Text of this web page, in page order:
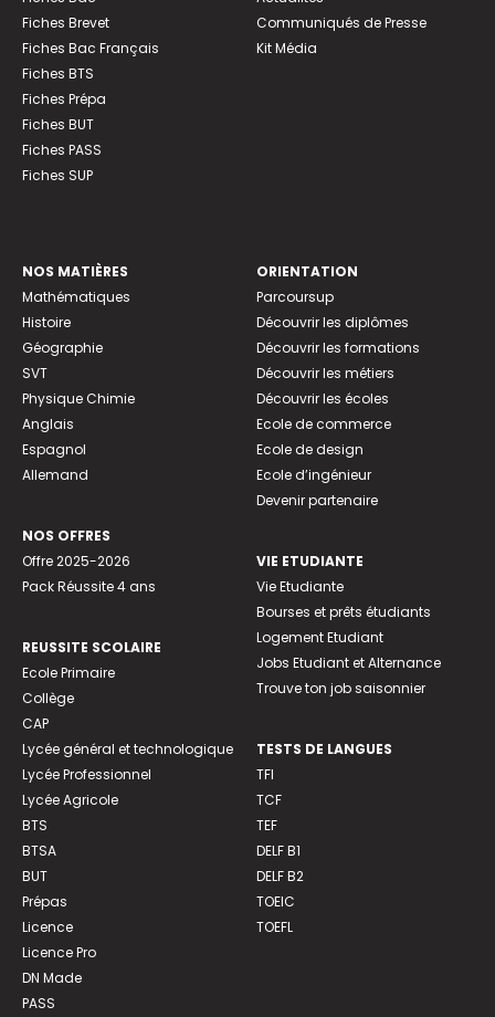
Fiches Brevet
Fiches Bac Français
Fiches BTS
Fiches Prépa
Fiches BUT
Fiches PASS
Fiches SUP
Communiqués de Presse
Kit Média
NOS MATIÈRES
Mathématiques
Histoire
Géographie
SVT
Physique Chimie
Anglais
Espagnol
Allemand
NOS OFFRES
Offre 2025-2026
Pack Réussite 4 ans
REUSSITE SCOLAIRE
Ecole Primaire
Collège
CAP
Lycée général et technologique
Lycée Professionnel
Lycée Agricole
BTS
BTSA
BUT
Prépas
Licence
Licence Pro
DN Made
PASS
ORIENTATION
Parcoursup
Découvrir les diplômes
Découvrir les formations
Découvrir les métiers
Découvrir les écoles
Ecole de commerce
Ecole de design
Ecole d’ingénieur
Devenir partenaire
VIE ETUDIANTE
Vie Etudiante
Bourses et prêts étudiants
Logement Etudiant
Jobs Etudiant et Alternance
Trouve ton job saisonnier
TESTS DE LANGUES
TFI
TCF
TEF
DELF B1
DELF B2
TOEIC
TOEFL